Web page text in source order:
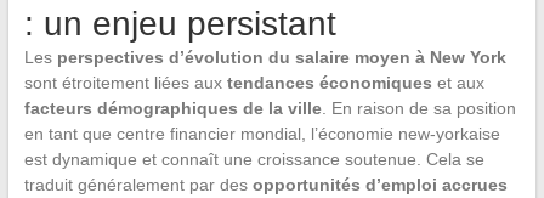
: un enjeu persistant
Les perspectives d’évolution du salaire moyen à New York
sont étroitement liées aux tendances économiques et aux
facteurs démographiques de la ville. En raison de sa position
en tant que centre financier mondial, l’économie new-yorkaise
est dynamique et connaît une croissance soutenue. Cela se
traduit généralement par des opportunités d’emploi accrues